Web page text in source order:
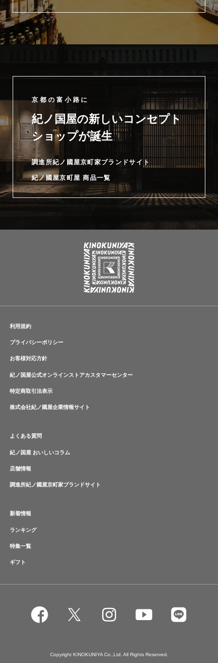
京都の富小路に
紀ノ国屋の新しいコンセプト
ショップが誕生
調進所紀ノ國屋京町家ブランドサイト
紀ノ國屋京町屋 商品一覧
利用規約
プライバシーポリシー
お客様対応方針
紀ノ国屋公式オンラインストアカスタマーセンター
特定商取引法表示
株式会社紀ノ國屋企業情報サイト
よくある質問
紀ノ国屋 おいしいコラム
店舗情報
調進所紀ノ國屋京町家ブランドサイト
新着情報
ランキング
特集一覧
ギフト
Copyright KINOKUNIYA Co.,Ltd. All Rights Reserved.